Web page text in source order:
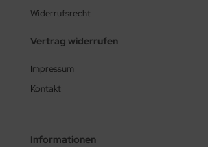
Widerrufsrecht
Vertrag widerrufen
Impressum
Kontakt
Informationen